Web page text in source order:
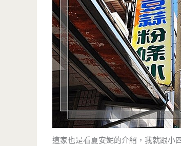
這家也是看夏安妮的介紹，我就跟小